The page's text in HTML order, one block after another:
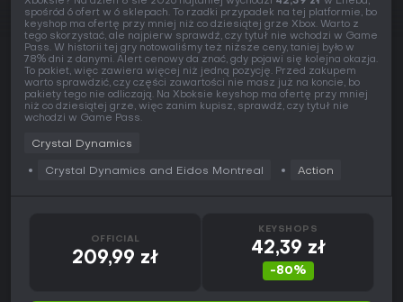
spośród 6 ofert w 6 sklepach. To rzadki przypadek na tej platformie, bo
keyshop ma ofertę przy mniej niż co dziesiątej grze Xbox. Warto z
tego skorzystać, ale najpierw sprawdź, czy tytuł nie wchodzi w Game
Pass. W historii tej gry notowaliśmy też niższe ceny, taniej było w
78% dni z danymi. Alert cenowy da znać, gdy pojawi się kolejna okazja.
To pakiet, więc zawiera więcej niż jedną pozycję. Przed zakupem
warto sprawdzić, czy części zawartości nie masz już na koncie, bo
pakiety tego nie odliczają. Na Xboksie keyshop ma ofertę przy mniej
niż co dziesiątej grze, więc zanim kupisz, sprawdź, czy tytuł nie
wchodzi w Game Pass.
Crystal Dynamics
Crystal Dynamics and Eidos Montreal Action
OFFICIAL
209,99 zł
KEYSHOPS
42,39 zł
-80%